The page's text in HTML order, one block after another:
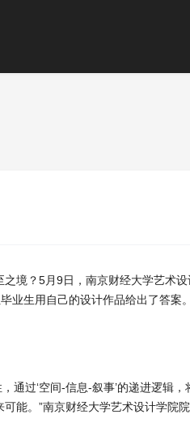
境？5月9日，南京财经大学艺术设
业生用自己的设计作品给出了答案。
通过‘空间-信息-叙事’的递进逻辑，
能。”南京财经大学艺术设计学院